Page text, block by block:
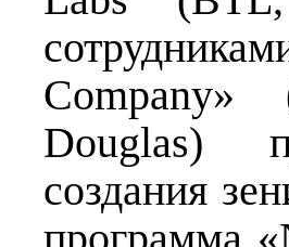
Douglas)
создания